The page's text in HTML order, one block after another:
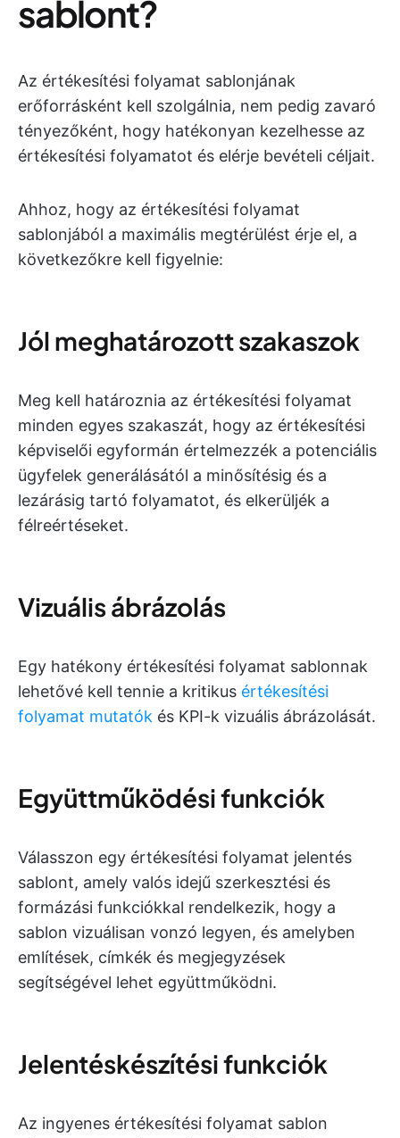
sablont?
Az értékesítési folyamat sablonjának
erőforrásként kell szolgálnia, nem pedig zavaró
tényezőként, hogy hatékonyan kezelhesse az
értékesítési folyamatot és elérje bevételi céljait.
Ahhoz, hogy az értékesítési folyamat
sablonjából a maximális megtérülést érje el, a
következőkre kell figyelnie:
Jól meghatározott szakaszok
Meg kell határoznia az értékesítési folyamat
minden egyes szakaszát, hogy az értékesítési
képviselői egyformán értelmezzék a potenciális
ügyfelek generálásától a minősítésig és a
lezárásig tartó folyamatot, és elkerüljék a
félreértéseket.
Vizuális ábrázolás
Egy hatékony értékesítési folyamat sablonnak
lehetővé kell tennie a kritikus értékesítési
folyamat mutatók és KPI-k vizuális ábrázolását.
Együttműködési funkciók
Válasszon egy értékesítési folyamat jelentés
sablont, amely valós idejű szerkesztési és
formázási funkciókkal rendelkezik, hogy a
sablon vizuálisan vonzó legyen, és amelyben
említések, címkék és megjegyzések
segítségével lehet együttműködni.
Jelentéskészítési funkciók
Az ingyenes értékesítési folyamat sablon